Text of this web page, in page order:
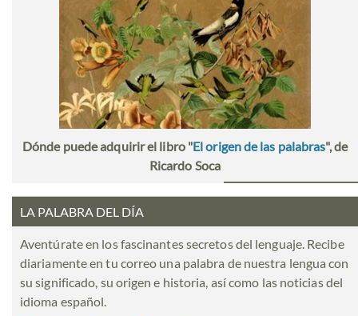
Dónde puede adquirir el libro "El origen de las palabras", de
Ricardo Soca
LA PALABRA DEL DÍA
Aventúrate en los fascinantes secretos del lenguaje. Recibe
diariamente en tu correo una palabra de nuestra lengua con
su significado, su origen e historia, así como las noticias del
idioma español.